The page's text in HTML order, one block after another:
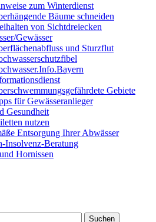
zum Winterdienst
Bäume schneiden
von Sichtdreiecken
Gewässer
und Sturzflut
Gebiete
für Gewässeranlieger
Gesundheit
nutzen
Entsorgung Ihrer Abwässer
Insolvenz-Beratung
Hornissen